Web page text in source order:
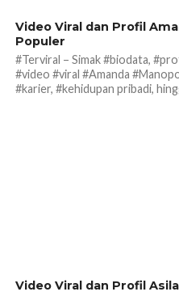
Video Viral dan Profil
Populer
#Terviral – Simak #biodata,
#video #viral #Amanda
#karier, #kehidupan pribadi,
Video Viral dan Profil